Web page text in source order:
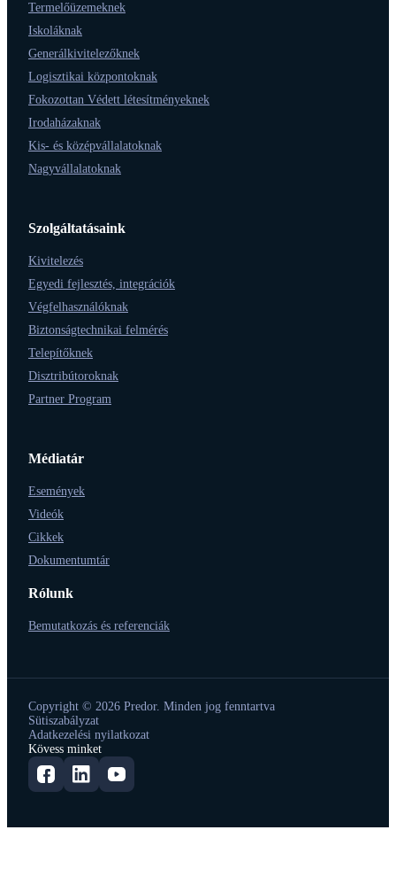
Termelőüzemeknek
Iskoláknak
Generálkivitelezőknek
Logisztikai központoknak
Fokozottan Védett létesítményeknek
Irodaházaknak
Kis- és középvállalatoknak
Nagyvállalatoknak
Szolgáltatásaink
Kivitelezés
Egyedi fejlesztés, integrációk
Végfelhasználóknak
Biztonságtechnikai felmérés
Telepítőknek
Disztribútoroknak
Partner Program
Médiatár
Események
Videók
Cikkek
Dokumentumtár
Rólunk
Bemutatkozás és referenciák
Copyright © 2026 Predor. Minden jog fenntartva
Sütiszabályzat
Adatkezelési nyilatkozat
Kövess minket